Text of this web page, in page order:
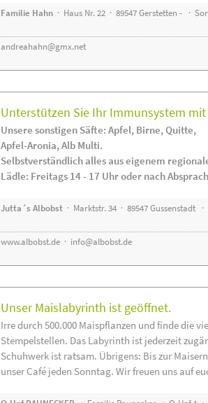
Familie Hahn · Haus Nr. 22 · 89547 Gerstetten - ·
andreahahn@gmx.net
Unterstützen Sie Ihr Immunsystem
Unsere sonstigen Säfte: Apfel, Birne, Quitte,
Apfel-Aronia, Alb Multi.
Selbstverständlich alles aus eigenem
Lädle: Freitags 14 - 17 Uhr oder nach
Jutta´s Albobst · Marktstr. 34 · 89547 Gussenstadt ·
www.albobst.de · info@albobst.de
Unser Maislabyrinth ist geöffnet.
Irre durch 500.000 Maispflanzen und finde die
Stempelstellen. Das Labyrinth ist jederzeit
Schuhwerk ist ratsam. Übrigens: Bis zur
unser Café jeden Sonntag. Wir freuen uns auf